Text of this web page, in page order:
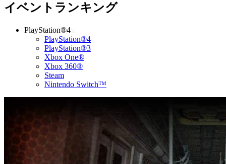
イベントランキング
PlayStation®4
PlayStation®4
PlayStation®3
Xbox One®
Xbox 360®
Steam
Nintendo Switch™